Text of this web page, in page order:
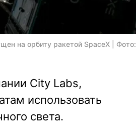
на орбиту ракетой SpaceX | Фото:
City Labs,
использовать
света.